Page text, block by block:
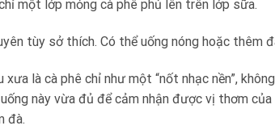
một lớp mỏng cà phê phủ lên trên lớp sữa.
tùy sở thích. Có thể uống nóng hoặc thêm
là cà phê chỉ như một “nốt nhạc nền”,
này vừa đủ để cảm nhận được vị thơm
đà.